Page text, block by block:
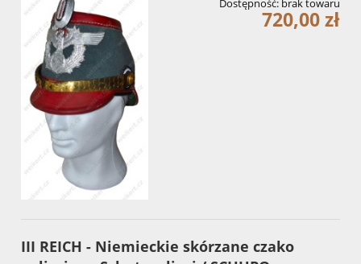
Dostępność: brak towaru
720,00 zł
III REICH - Niemieckie skórzane czako